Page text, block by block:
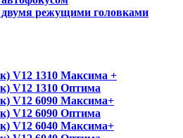
двумя режущими головками
V12 1310 Максима +
V12 1310 Оптима
V12 6090 Максима+
V12 6090 Оптима
V12 6040 Максима+